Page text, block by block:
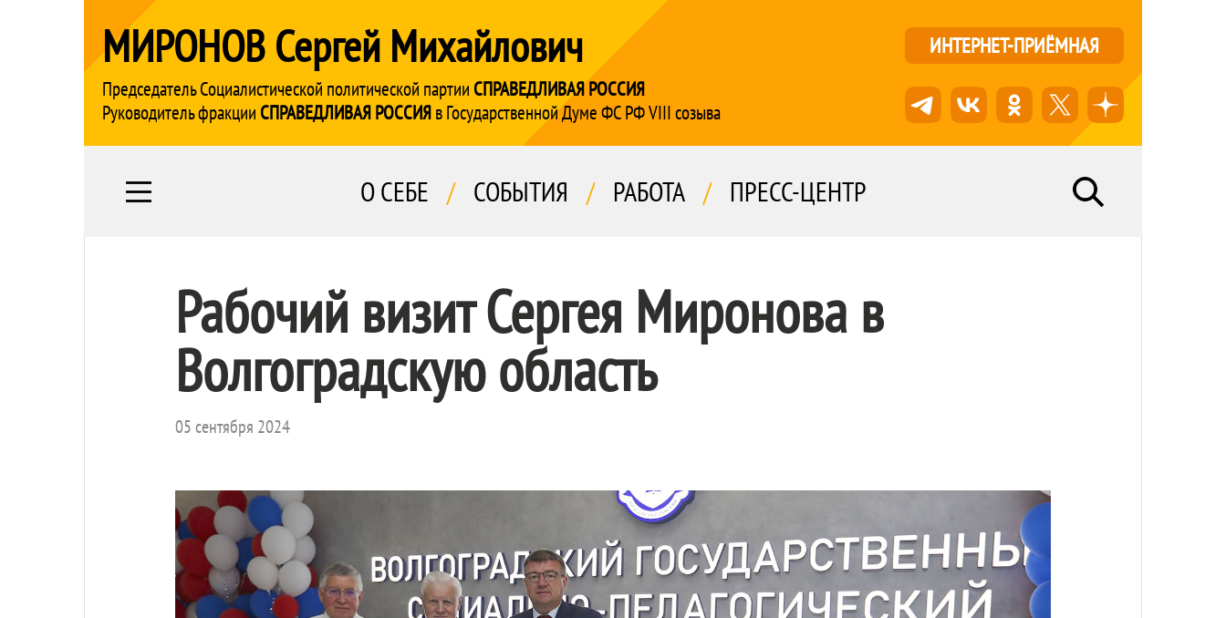
МИРОНОВ Сергей Михайлович
Председатель Социалистической политической партии СПРАВЕДЛИВАЯ РОССИЯ
Руководитель фракции СПРАВЕДЛИВАЯ РОССИЯв Государственной Думе ФС РФ VIII созыва
ИНТЕРНЕТ-ПРИЁМНАЯ
О СЕБЕ / СОБЫТИЯ / РАБОТА / ПРЕСС-ЦЕНТР
Рабочий визит Сергея Миронова в
Волгоградскую область
05 сентября 2024